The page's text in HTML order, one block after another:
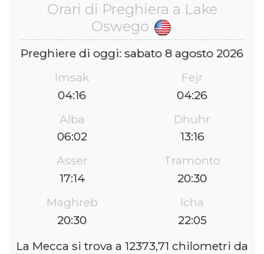
Orari di Preghiera a Lake
Oswego
Preghiere di oggi: sabato 8 agosto 2026
Imsak
04:16
Fejr
04:26
Alba
06:02
Dhuhr
13:16
Asser
17:14
Tramonto
20:30
Maghreb
20:30
Icha
22:05
La Mecca si trova a 12373,71 chilometri da